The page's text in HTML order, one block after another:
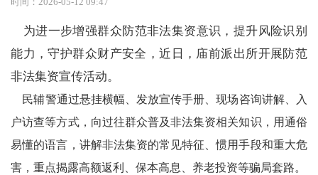
为进一步增强群众防范非法集资意识，提升风险识别
能力，守护群众财产安全，近日，庙前派出所开展防范
非法集资宣传活动。
民辅警通过悬挂横幅、发放宣传手册、现场咨询讲解、入
户访查等方式，向过往群众普及非法集资相关知识，用通俗
易懂的语言，讲解非法集资的常见特征、惯用手段和重大危
害，重点揭露高额返利、保本高息、养老投资等骗局套路。